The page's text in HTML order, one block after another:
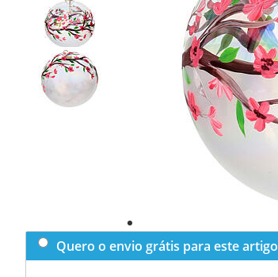
Quero o envio grátis para este artigo